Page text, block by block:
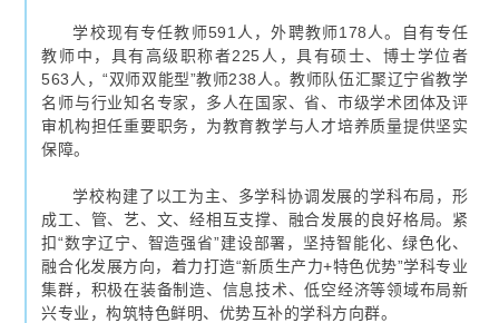
学校现有专任教师591人，外聘教师178人。自有专任
教师中，具有高级职称者225人，具有硕士、博士学位者
563人，“双师双能型”教师238人。教师队伍汇聚辽宁省教学
名师与行业知名专家，多人在国家、省、市级学术团体及评
审机构担任重要职务，为教育教学与人才培养质量提供坚实
保障。
学校构建了以工为主、多学科协调发展的学科布局，形
成工、管、艺、文、经相互支撑、融合发展的良好格局。紧
扣“数字辽宁、智造强省”建设部署，坚持智能化、绿色化、
融合化发展方向，着力打造“新质生产力+特色优势”学科专业
集群，积极在装备制造、信息技术、低空经济等领域布局新
兴专业，构筑特色鲜明、优势互补的学科方向群。